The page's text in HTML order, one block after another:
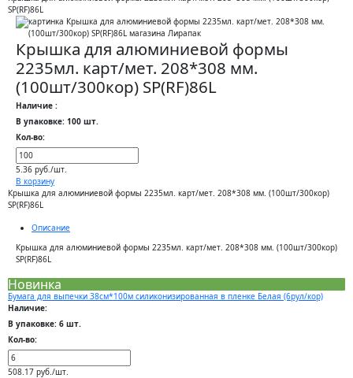
SP(RF)86L
Крышка для алюминиевой формы
2235мл. карт/мет. 208*308 мм.
(100шт/300кор) SP(RF)86L
Наличие :
В упаковке: 100 шт.
Кол-во:
5.36 руб./шт.
В корзину
Крышка для алюминиевой формы 2235мл. карт/мет. 208*308 мм. (100шт/300кор)
SP(RF)86L
Описание
Крышка для алюминиевой формы 2235мл. карт/мет. 208*308 мм. (100шт/300кор)
SP(RF)86L
Новинка
Бумага для выпечки 38см*100м силиконизированная в пленке Белая (6рул/кор)
Наличие:
В упаковке: 6 шт.
Кол-во:
508.17 руб./шт.